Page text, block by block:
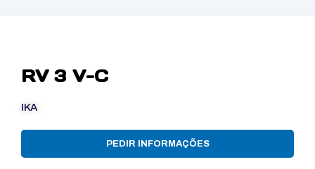
RV 3 V-C
IKA
PEDIR INFORMAÇÕES